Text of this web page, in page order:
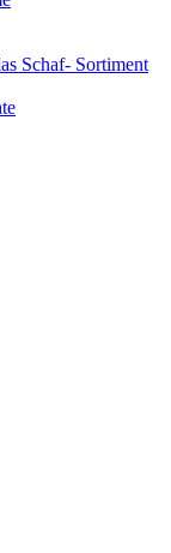
Schaf- Sortiment